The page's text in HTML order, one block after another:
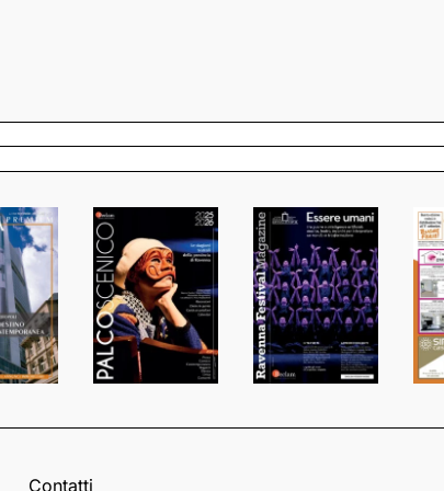
Contatti